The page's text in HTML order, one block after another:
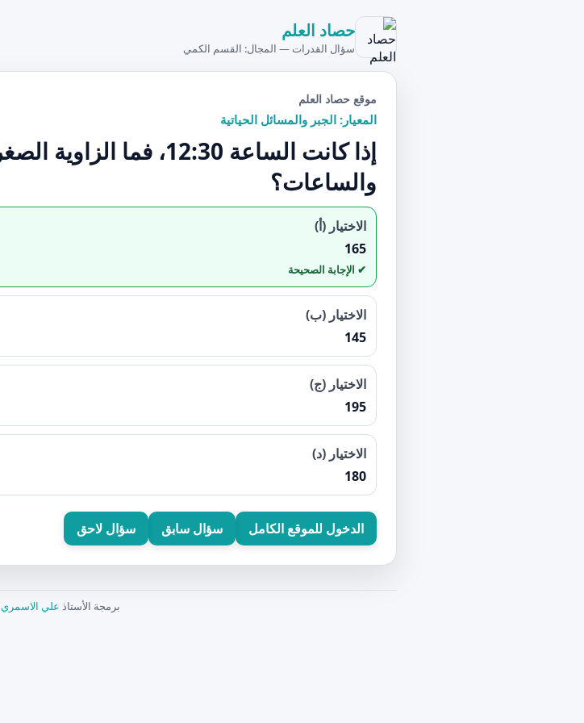
حصاد العلم
سؤال القدرات — المجال: القسم الكمي
موقع حصاد العلم
المعيار: الجبر والمسائل الحياتية
إذا كانت الساعة 12:30،
والساعات؟
الاختيار (أ)
165
الاختيار (ب)
145
الاختيار (ج)
195
الاختيار (د)
180
الدخول للموقع الكامل سؤال سابق سؤال لاحق
برمجة الأستاذ علي الاسمري